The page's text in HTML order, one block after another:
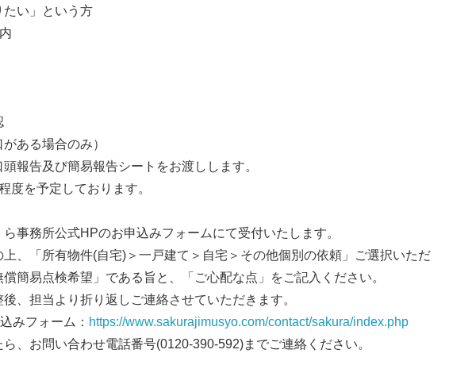
たい」という方
ある場合のみ）
報告及び簡易報告シートをお渡しします。
度を予定しております。
事務所公式HPのお申込みフォームにて受付いたします。
、「所有物件(自宅)＞一戸建て＞自宅＞その他個別の依頼」ご選択いただ
簡易点検希望」である旨と、「ご心配な点」をご記入ください。
、担当より折り返しご連絡させていただきます。
みフォーム： https://www.sakurajimusyo.com/contact/sakura/index.php
、お問い合わせ電話番号(0120-390-592)までご連絡ください。